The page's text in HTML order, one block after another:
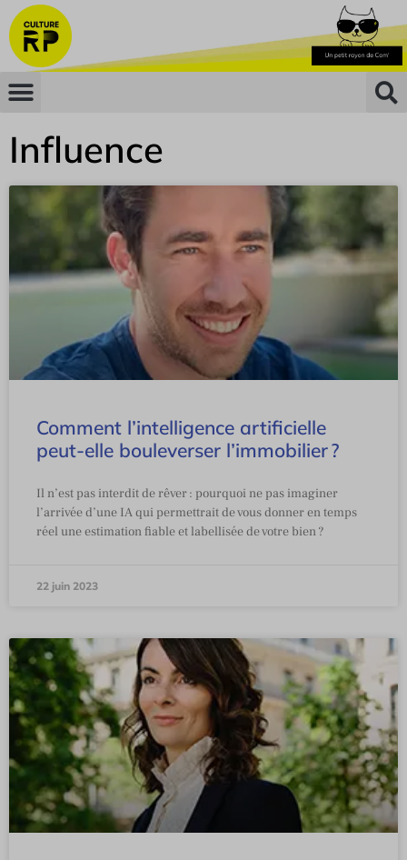
Influence
Comment l’intelligence artificielle
peut-elle bouleverser l’immobilier ?
Il n’est pas interdit de rêver : pourquoi ne pas imaginer
l’arrivée d’une IA qui permettrait de vous donner en temps
réel une estimation fiable et labellisée de votre bien ?
22 juin 2023